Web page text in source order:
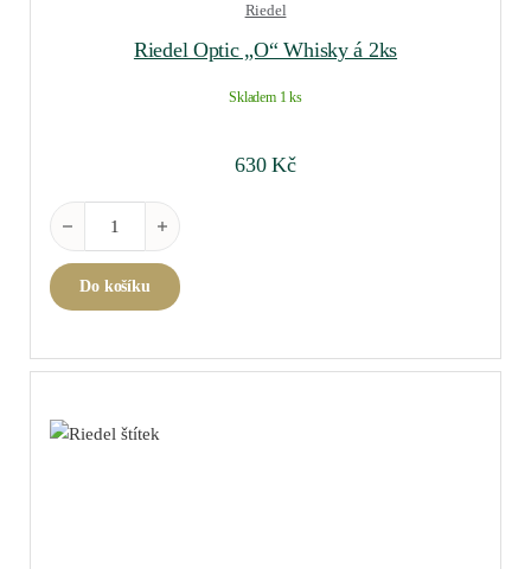
Riedel
Riedel Optic „O“ Whisky á 2ks
Skladem 1 ks
630Kč
Riedel Optic "O" Whisky á 2ks množství
Do košíku